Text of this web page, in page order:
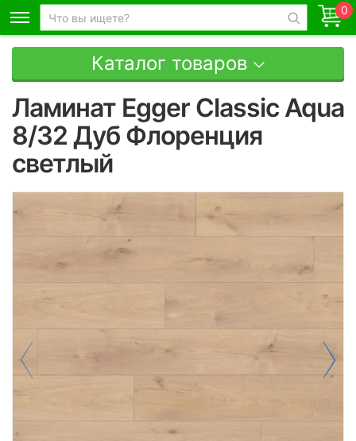
0
Каталог товаров
Ламинат Egger Classic Aqua
8/32 Дуб Флоренция
светлый